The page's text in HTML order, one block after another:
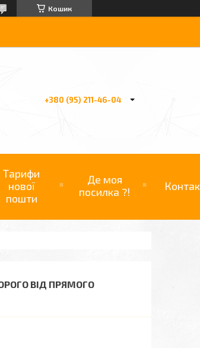
Кошик
+380 (95) 211-46-04
Тарифи
нової
пошти
Де моя
посилка ?!
ВІД ПРЯМОГО